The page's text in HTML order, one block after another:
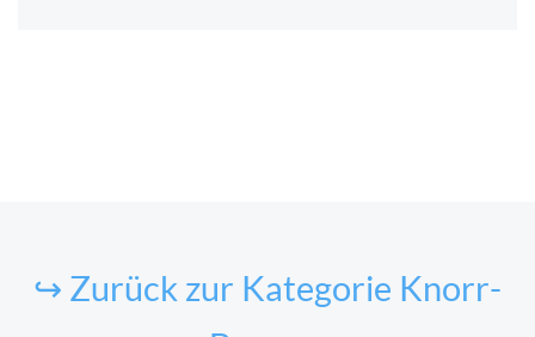
↪ Zurück zur Kategorie Knorr-